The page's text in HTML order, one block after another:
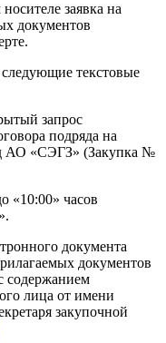
заявка на
документов
текстовые
запрос
подряда на
АО «СЭГЗ» (Закупка №
«10:00» часов
документа
документов
содержанием
лица от имени
закупочной